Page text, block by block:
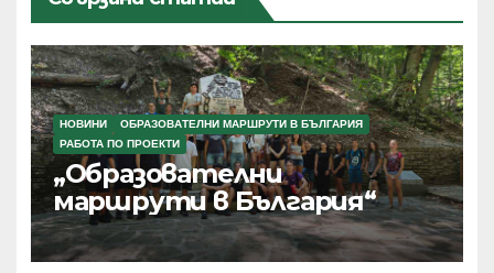
НОВИНИ
ОБРАЗОВАТЕЛНИ МАРШРУТИ В БЪЛГАРИЯ
РАБОТА ПО ПРОЕКТИ
„Образователни
маршрути в България“